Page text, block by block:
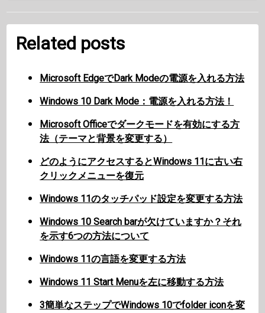
Related posts
Microsoft EdgeでDark Modeの電源を入れる方法
Windows 10 Dark Mode：電源を入れる方法！
Microsoft Officeでダークモードを有効にする方
法（テーマと背景を変更する）
どのようにアクセスするとWindows 11に古い右
クリックメニューを復元
Windows 11のタッチパッド設定を変更する方法
Windows 10 Search barが欠けていますか？それ
を示す6つの方法について
Windows 11の言語を変更する方法
Windows 11 Start Menuを左に移動する方法
3簡単なステップでWindows 10でfolder iconを変